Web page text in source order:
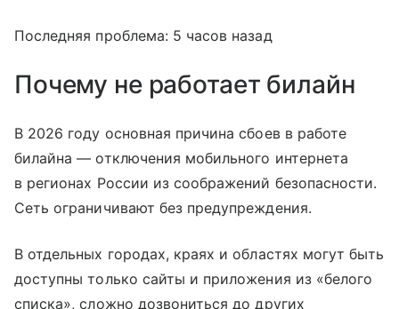
Последняя проблема: 5 часов назад
Почему не работает билайн
В 2026 году основная причина сбоев в работе
билайна — отключения мобильного интернета
в регионах России из соображений безопасности.
Сеть ограничивают без предупреждения.
В отдельных городах, краях и областях могут быть
доступны только сайты и приложения из «белого
списка», сложно дозвониться до других